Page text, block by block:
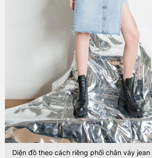
Diện đồ theo cách riêng phối chân váy